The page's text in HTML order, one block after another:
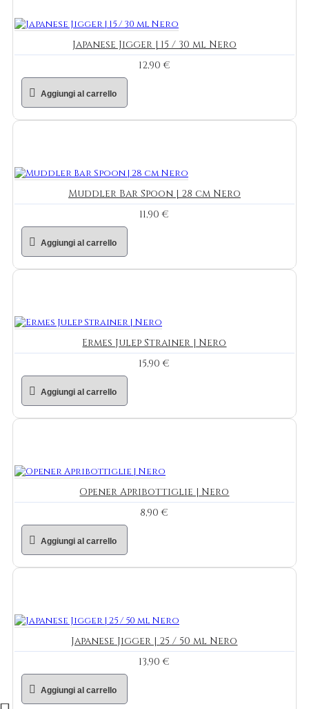
Japanese Jigger | 15 / 30 ml Nero
12,90 €
Aggiungi al carrello
Muddler Bar Spoon | 28 cm Nero
11,90 €
Aggiungi al carrello
Ermes Julep Strainer | Nero
15,90 €
Aggiungi al carrello
Opener Apribottiglie | Nero
8,90 €
Aggiungi al carrello
Japanese Jigger | 25 / 50 ml Nero
13,90 €
Aggiungi al carrello